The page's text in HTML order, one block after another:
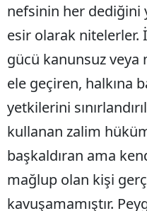
nefsinin her dediğini
esir olarak nitelerler.
gücü kanunsuz
ele geçiren, halkına
yetkilerini
kullanan zalim
başkaldıran ama
mağlup olan kişi
kavuşamamıştır.